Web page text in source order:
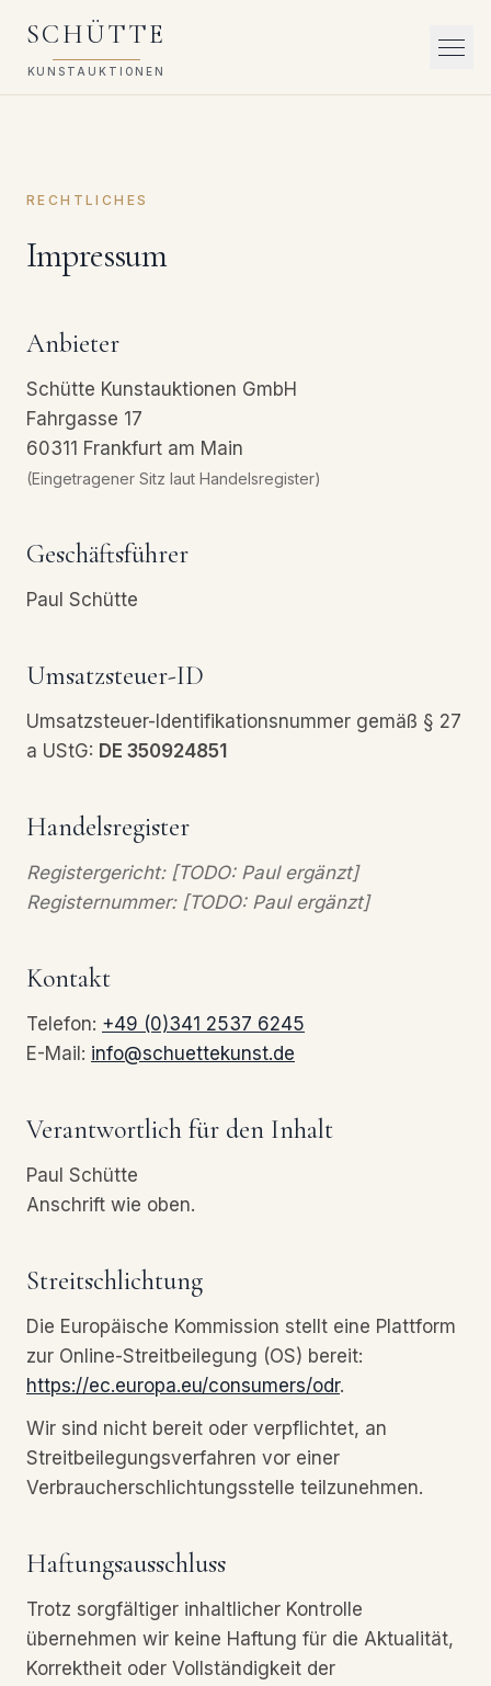
SCHÜTTE
KUNSTAUKTIONEN
RECHTLICHES
Impressum
Anbieter
Schütte Kunstauktionen GmbH
Fahrgasse 17
60311 Frankfurt am Main
(Eingetragener Sitz laut Handelsregister)
Geschäftsführer
Paul Schütte
Umsatzsteuer-ID
Umsatzsteuer-Identifikationsnummer gemäß § 27
a UStG: DE 350924851
Handelsregister
Registergericht: [TODO: Paul ergänzt]
Registernummer: [TODO: Paul ergänzt]
Kontakt
Telefon: +49 (0)341 2537 6245
E-Mail: info@schuettekunst.de
Verantwortlich für den Inhalt
Paul Schütte
Anschrift wie oben.
Streitschlichtung
Die Europäische Kommission stellt eine Plattform
zur Online-Streitbeilegung (OS) bereit:
https://ec.europa.eu/consumers/odr.
Wir sind nicht bereit oder verpflichtet, an
Streitbeilegungsverfahren vor einer
Verbraucherschlichtungsstelle teilzunehmen.
Haftungsausschluss
Trotz sorgfältiger inhaltlicher Kontrolle
übernehmen wir keine Haftung für die Aktualität,
Korrektheit oder Vollständigkeit der